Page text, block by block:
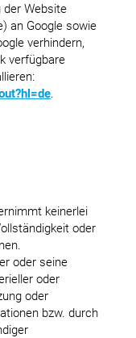
der Website
an Google sowie
verhindern,
verfügbare
.
keinerlei
oder
oder seine
oder
oder
bzw. durch